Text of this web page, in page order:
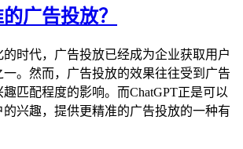
广告投放？
时代，广告投放已经成为企业获取用户
一。然而，广告投放的效果往往受到广告
匹配程度的影响。而ChatGPT正是可以
兴趣，提供更精准的广告投放的一种有